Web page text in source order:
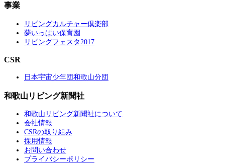
事業
リビングカルチャー倶楽部
夢いっぱい保育園
リビングフェスタ2017
CSR
日本宇宙少年団和歌山分団
和歌山リビング新聞社
和歌山リビング新聞社について
会社情報
CSRの取り組み
採用情報
お問い合わせ
プライバシーポリシー